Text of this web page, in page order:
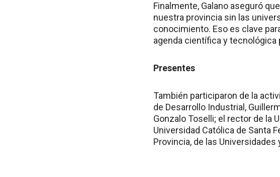
Finalmente, Galano aseguró
nuestra provincia sin las
conocimiento. Eso es clave
agenda científica y tecnológica
Presentes
También participaron de la
de Desarrollo Industrial,
Gonzalo Toselli; el rector de la
Universidad Católica de Santa
Provincia, de las